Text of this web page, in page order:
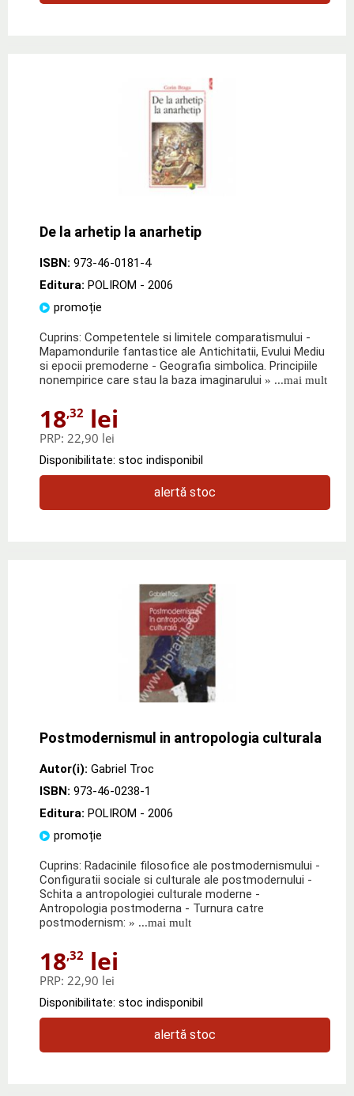
De la arhetip la anarhetip
ISBN: 973-46-0181-4
Editura: POLIROM - 2006
promoție
Cuprins: Competentele si limitele comparatismului -
Mapamondurile fantastice ale Antichitatii, Evului Mediu
si epocii premoderne - Geografia simbolica. Principiile
nonempirice care stau la baza imaginarului » ...mai mult
18,32 lei
PRP: 22,90 lei
Disponibilitate: stoc indisponibil
alertă stoc
Postmodernismul in antropologia culturala
Autor(i): Gabriel Troc
ISBN: 973-46-0238-1
Editura: POLIROM - 2006
promoție
Cuprins: Radacinile filosofice ale postmodernismului -
Configuratii sociale si culturale ale postmodernului -
Schita a antropologiei culturale moderne -
Antropologia postmoderna - Turnura catre
postmodernism: » ...mai mult
18,32 lei
PRP: 22,90 lei
Disponibilitate: stoc indisponibil
alertă stoc